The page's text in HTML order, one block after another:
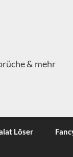
& mehr
Löser